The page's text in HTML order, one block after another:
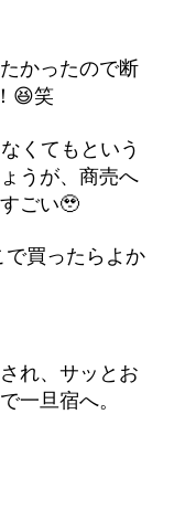
かったので断
😆笑
くてもという
うが、商売へ
ごい🥹
で買ったらよか
れ、サッとお
一旦宿へ。